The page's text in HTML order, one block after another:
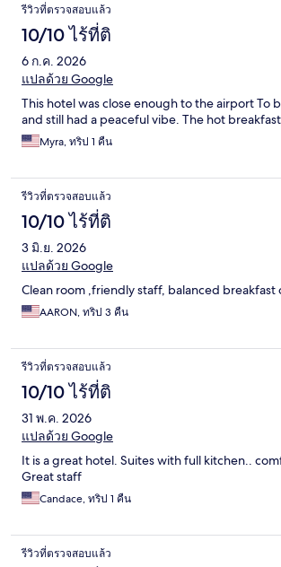
รีวิวที่ตรวจสอบแล้ว
10/10 ไร้ที่ติ
6 ก.ค. 2026
แปลด้วย Google
This hotel was close enough to the airport To
and still had a peaceful vibe. The hot
Myra, ทริป 1 คืน
รีวิวที่ตรวจสอบแล้ว
10/10 ไร้ที่ติ
3 มิ.ย. 2026
แปลด้วย Google
Clean room ,friendly staff, balanced breakfast
AARON, ทริป 3 คืน
รีวิวที่ตรวจสอบแล้ว
10/10 ไร้ที่ติ
31 พ.ค. 2026
แปลด้วย Google
It is a great hotel. Suites with full kitchen..
Great staff
Candace, ทริป 1 คืน
รีวิวที่ตรวจสอบแล้ว